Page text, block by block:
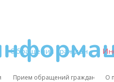
Локальные акты
Обращения граждан
Прием обращений граждан
О